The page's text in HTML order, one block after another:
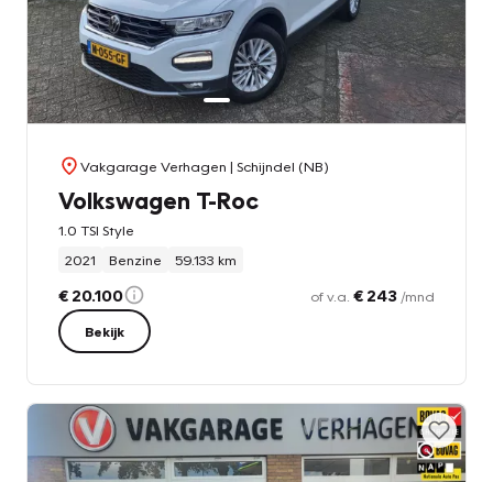
Vakgarage Verhagen | Schijndel (NB)
Volkswagen T-Roc
1.0 TSI Style
2021
Benzine 59.133 km
€ 20.100 of v.a. € 243 /mnd
Bekijk